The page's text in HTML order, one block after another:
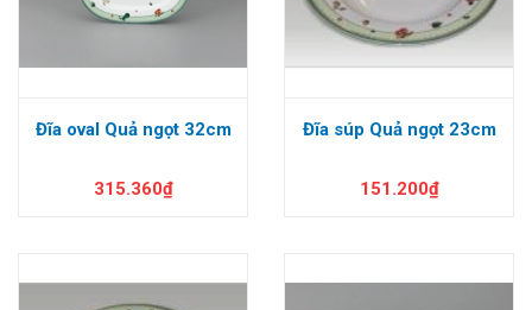
Đĩa oval Quả ngọt 32cm
315.360₫
Đĩa súp Quả ngọt 23cm
151.200₫